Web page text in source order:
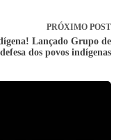
PRÓXIMO POST
Lançado Grupo de
dos povos indígenas